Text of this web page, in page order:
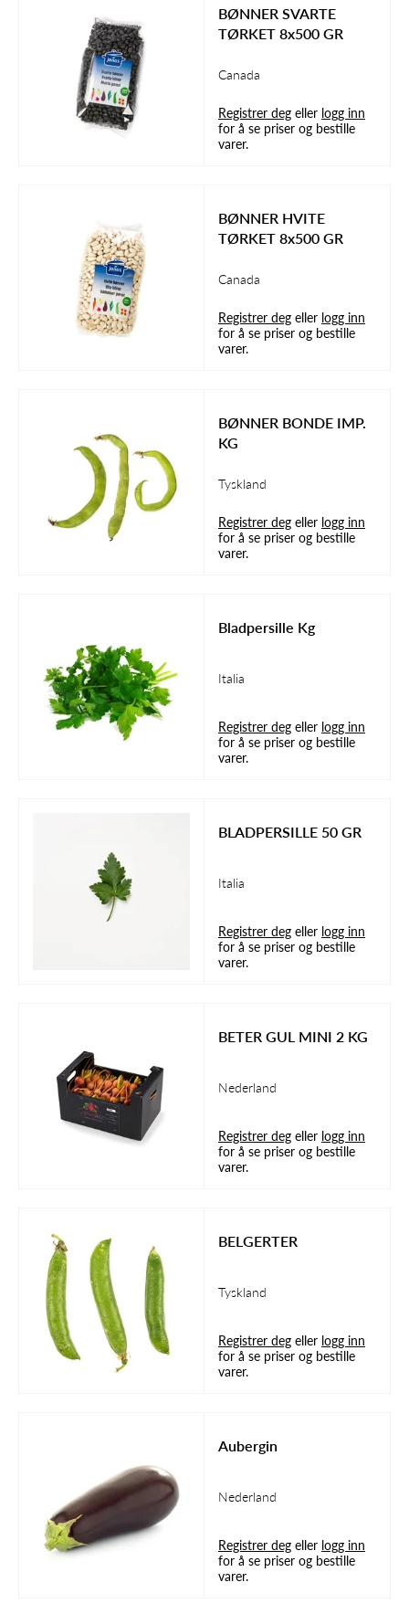
BØNNER SVARTE
TØRKET 8x500 GR
Canada
Registrer deg eller logg inn
for å se priser og bestille
varer.
BØNNER HVITE
TØRKET 8x500 GR
Canada
Registrer deg eller logg inn
for å se priser og bestille
varer.
BØNNER BONDE IMP.
KG
Tyskland
Registrer deg eller logg inn
for å se priser og bestille
varer.
Bladpersille Kg
Italia
Registrer deg eller logg inn
for å se priser og bestille
varer.
BLADPERSILLE 50 GR
Italia
Registrer deg eller logg inn
for å se priser og bestille
varer.
BETER GUL MINI 2 KG
Nederland
Registrer deg eller logg inn
for å se priser og bestille
varer.
BELGERTER
Tyskland
Registrer deg eller logg inn
for å se priser og bestille
varer.
Aubergin
Nederland
Registrer deg eller logg inn
for å se priser og bestille
varer.